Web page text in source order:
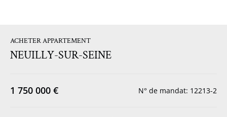
ACHETER APPARTEMENT
NEUILLY-SUR-SEINE
1 750 000 € N° de mandat: 12213-2